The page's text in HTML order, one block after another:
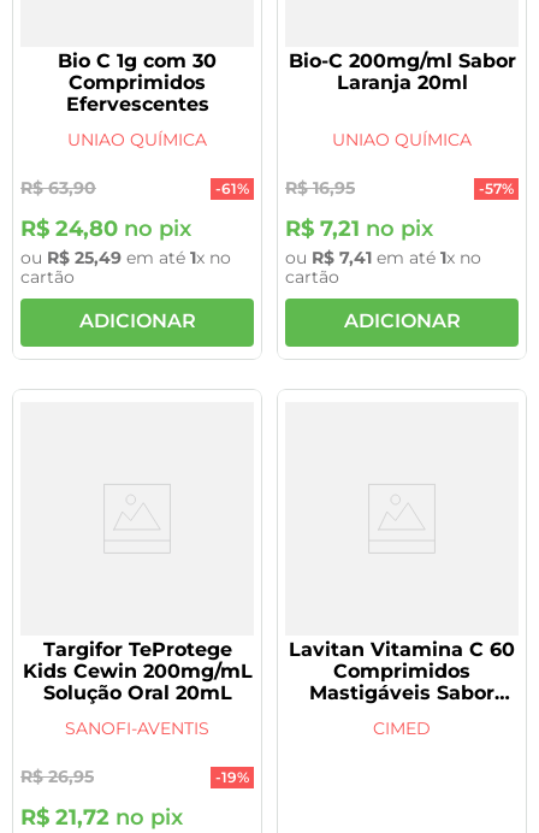
Bio C 1g com 30
Comprimidos
Efervescentes
UNIAO QUÍMICA
R$ 63,90 -61%
R$ 24,80 no pix
ou R$ 25,49 em até 1x no
cartão
ADICIONAR
Bio-C 200mg/ml Sabor
Laranja 20ml
UNIAO QUÍMICA
R$ 16,95 -57%
R$ 7,21 no pix
ou R$ 7,41 em até 1x no
cartão
ADICIONAR
Targifor TeProtege
Kids Cewin 200mg/mL
Solução Oral 20mL
SANOFI-AVENTIS
R$ 26,95 -19%
R$ 21,72 no pix
Lavitan Vitamina C 60
Comprimidos
Mastigáveis Sabor
Mônica
CIMED